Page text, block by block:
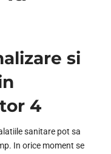
si
4
sanitare pot sa
In orice moment se